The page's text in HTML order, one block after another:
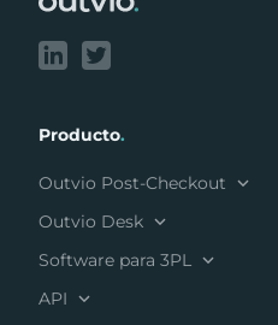
Producto.
Outvio Post-Checkout
Outvio Desk
Software para 3PL
API